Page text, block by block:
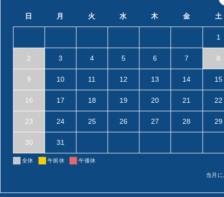
日 月 火 水 木 金 土
1
2 3 4 5 6 7 8
9 10 11 12 13 14 15
16 17 18 19 20 21 22
23 24 25 26 27 28 29
30 31
全休 午前休 午後休
当月